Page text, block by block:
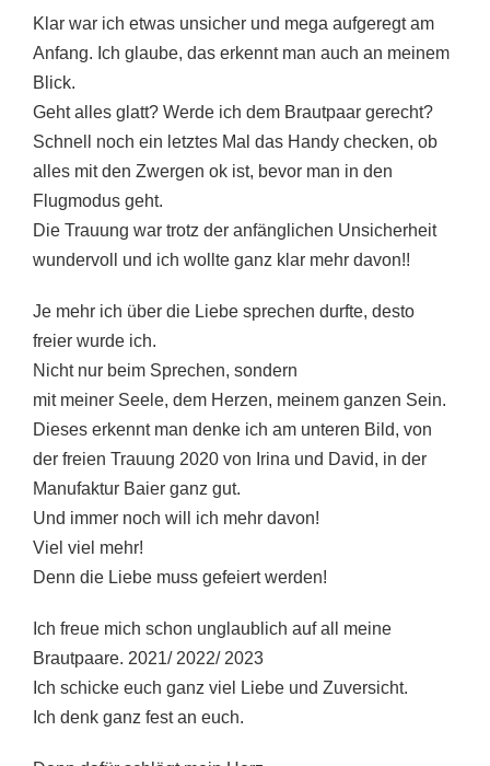
Klar war ich etwas unsicher und mega aufgeregt am
Anfang. Ich glaube, das erkennt man auch an meinem
Blick.
Geht alles glatt? Werde ich dem Brautpaar gerecht?
Schnell noch ein letztes Mal das Handy checken, ob
alles mit den Zwergen ok ist, bevor man in den
Flugmodus geht.
Die Trauung war trotz der anfänglichen Unsicherheit
wundervoll und ich wollte ganz klar mehr davon!!
Je mehr ich über die Liebe sprechen durfte, desto
freier wurde ich.
Nicht nur beim Sprechen, sondern
mit meiner Seele, dem Herzen, meinem ganzen Sein.
Dieses erkennt man denke ich am unteren Bild, von
der freien Trauung 2020 von Irina und David, in der
Manufaktur Baier ganz gut.
Und immer noch will ich mehr davon!
Viel viel mehr!
Denn die Liebe muss gefeiert werden!
Ich freue mich schon unglaublich auf all meine
Brautpaare. 2021/ 2022/ 2023
Ich schicke euch ganz viel Liebe und Zuversicht.
Ich denk ganz fest an euch.